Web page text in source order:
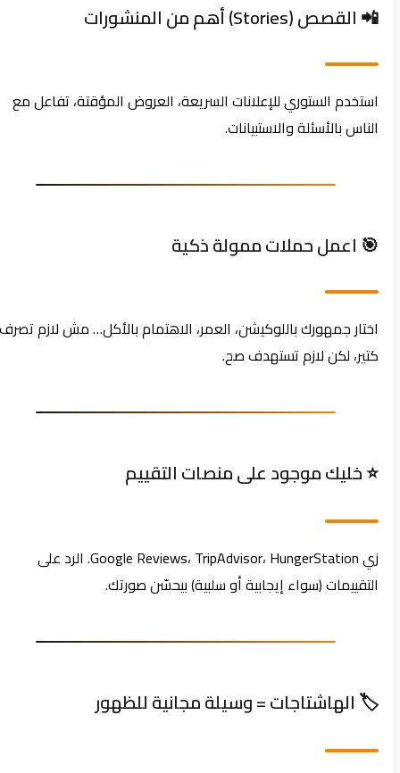
📲 القصص (Stories) أهم من المنشورات
استخدم الستوري للإعلانات السريعة، العروض المؤقتة، تفاعل مع
الناس بالأسئلة والاستبيانات.
🎯 اعمل حملات ممولة ذكية
اختار جمهورك باللوكيشن، العمر، الاهتمام بالأكل… مش لازم تصرف
كتير، لكن لازم تستهدف صح.
⭐ خليك موجود على منصات التقييم
زي Google Reviews، TripAdvisor، HungerStation. الرد على
التقييمات (سواء إيجابية أو سلبية) بيحسّن صورتك.
🏷️ الهاشتاجات = وسيلة مجانية للظهور